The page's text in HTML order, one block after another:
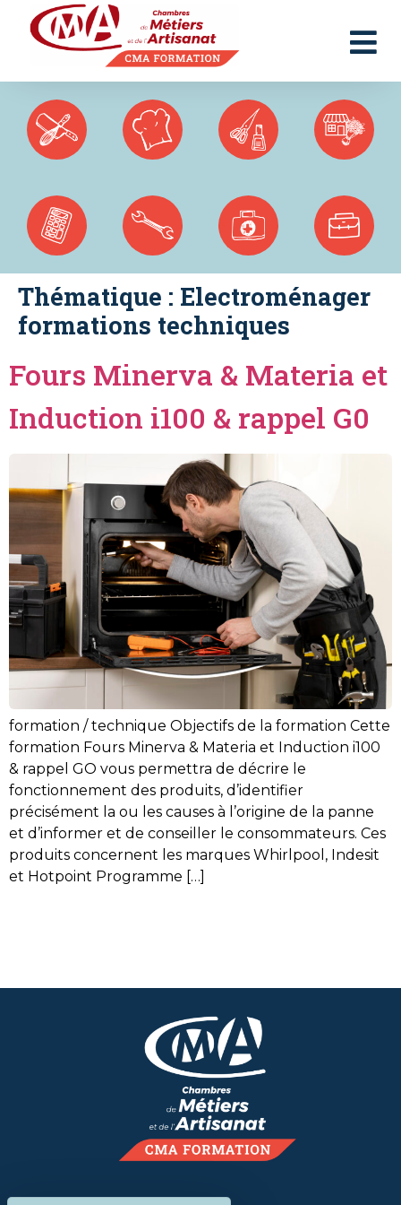
Thématique : Electroménager
formations techniques
Fours Minerva & Materia et
Induction i100 & rappel G0
formation / technique Objectifs de la formation Cette
formation Fours Minerva & Materia et Induction i100
& rappel GO vous permettra de décrire le
fonctionnement des produits, d’identifier
précisément la ou les causes à l’origine de la panne
et d’informer et de conseiller le consommateurs. Ces
produits concernent les marques Whirlpool, Indesit
et Hotpoint Programme […]
Panneau de gestion des cookies